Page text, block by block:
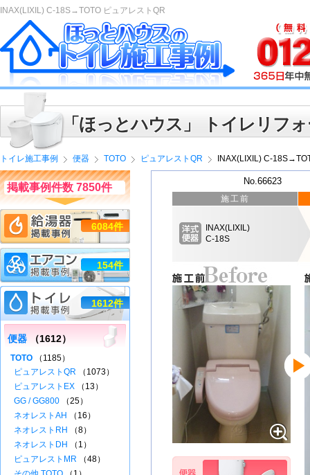
INAX(LIXIL) C-18S→TOTO ピュアレストQR
「ほっとハウス」 トイレリフ
トイレ施工事例 便器 TOTO ピュアレストQR INAX(LIXIL) C-
No.66623
施工前
INAX(LIXIL)
C-18S
掲載事例件数 7850件
6084件
154件
1612件
便器 （1612）
TOTO （1185）
ピュアレストQR （1073）
ピュアレストEX （13）
GG / GG800 （25）
ネオレストAH
（16）
ネオレストRH
（8）
ネオレストDH
（1）
ピュアレストMR （48）